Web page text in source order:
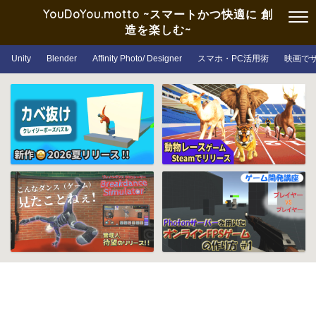
YouDoYou.motto ~スマートかつ快適に 創
造を楽しむ~
Unity Blender Affinity Photo/ Designer スマホ・PC活用術 映画で